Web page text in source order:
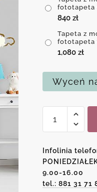
fototapeta
840 zł
Tapeta z
fototapeta
1,080 zł
Wyceń
Tapeta
motywem
księżyca
i
misia
Infolinia
9.00-16.00
tel.: 881 31 71